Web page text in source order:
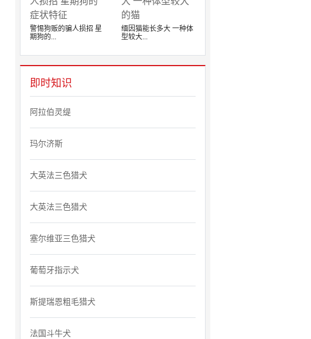
警惕狗贩的骗人损招 星
期狗的...
缅因猫能长多大 一种体
型较大...
即时知识
阿拉伯灵缇
玛尔济斯
大英法三色猎犬
大英法三色猎犬
塞尔维亚三色猎犬
葡萄牙指示犬
斯提瑞恩粗毛猎犬
法国斗牛犬